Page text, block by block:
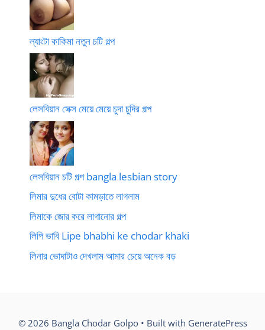
ল্যাংটা কাকিমা নতুন চটি গল্প
লেসবিয়ান সেক্স মেয়ে মেয়ে চুদা চুদির গল্প
লেসবিয়ান চটি গল্প bangla lesbian story
লিমার দুধের বোটা কামড়াতে লাগলাম
লিমাকে জোর করে লাগানোর গল্প
লিপি ভাবি Lipe bhabhi ke chodar khaki
লিনার ভোদাটাও দেখলাম আমার চেয়ে অনেক বড়
© 2026 Bangla Chodar Golpo• Built with GeneratePress